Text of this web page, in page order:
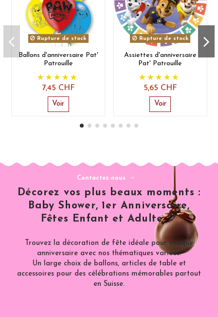
Rupture de stock
Ballons d'anniversaire Pat'
Patrouille
7,45 CHF
Voir
Rupture de stock
Assiettes d'anniversaire
Pat' Patrouille
5,65 CHF
Voir
Contactez-nous
Décorez vos plus beaux moments :
Baby Shower, 1er Anniversaire,
Fêtes Enfant et Adulte 🎈
Trouvez la décoration de fête idéale pour chaque
anniversaire avec nos thématiques variées.
Un large choix de ballons, articles de table et
accessoires pour des célébrations mémorables partout
en Suisse.